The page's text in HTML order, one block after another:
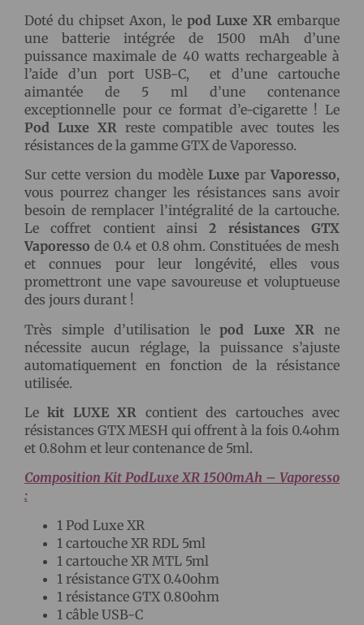
Doté du chipset Axon, le pod Luxe XR embarque
une batterie intégrée de 1500 mAh d’une
puissance maximale de 40 watts rechargeable à
l’aide d’un port USB-C, et d’une cartouche
aimantée de 5 ml d’une contenance
exceptionnelle pour ce format d’e-cigarette ! Le
Pod Luxe XR reste compatible avec toutes les
résistances de la gamme GTX de Vaporesso.
Sur cette version du modèle Luxe parVaporesso,
vous pourrez changer les résistances sans avoir
besoin de remplacer l’intégralité de la cartouche.
Le coffret contient ainsi2 résistances GTX
Vaporesso de 0.4 et 0.8 ohm. Constituées de mesh
et connues pour leur longévité, elles vous
promettront une vape savoureuse et voluptueuse
des jours durant !
Très simple d’utilisation lepod Luxe XR ne
nécessite aucun réglage, la puissance s’ajuste
automatiquement en fonction de la résistance
utilisée.
Lekit LUXE XR contient des cartouches avec
résistances GTX MESH qui offrent à la fois 0.4ohm
et 0.8ohm et leur contenance de 5ml.
Composition Kit PodLuxe XR 1500mAh – Vaporesso
:
1 Pod Luxe XR
1 cartouche XR RDL 5ml
1 cartouche XR MTL 5ml
1 résistance GTX 0.40ohm
1 résistance GTX 0.80ohm
1 câble USB-C